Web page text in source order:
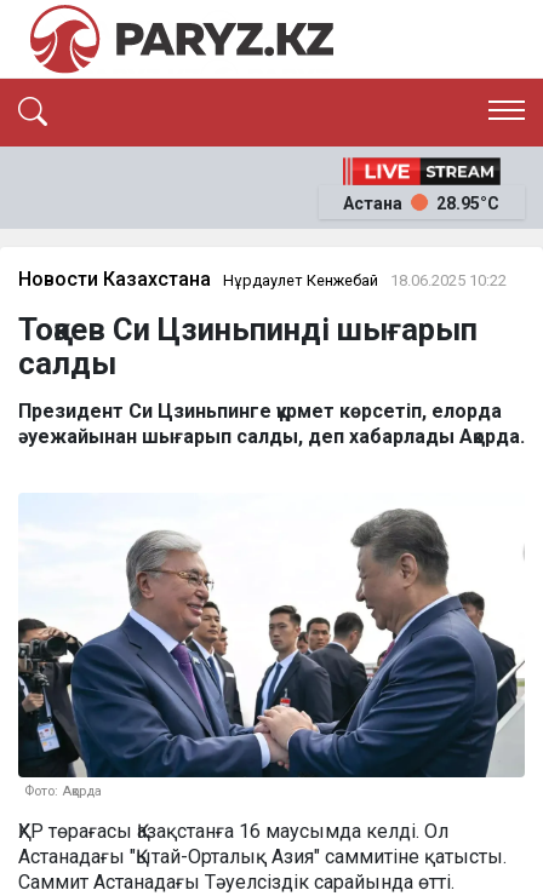
ЭКОНОМИКА
ОҚИҒА
News
Астана 28.95°C
Новости Казахстана Нұрдаулет Кенжебай 18.06.2025 10:22
Тоқаев Си Цзиньпинді шығарып
салды
Президент Си Цзиньпинге құрмет көрсетіп, елорда
әуежайынан шығарып салды, деп хабарлады Ақорда.
Фото: Ақорда
ҚХР төрағасы Қазақстанға 16 маусымда келді. Ол
Астанадағы "Қытай-Орталық Азия" саммитіне қатысты.
Саммит Астанадағы Тәуелсіздік сарайында өтті.